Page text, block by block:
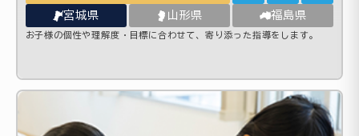
宮城県 山形県 福島県
お子様の個性や理解度・目標に合わせて、寄り添った指導をします。